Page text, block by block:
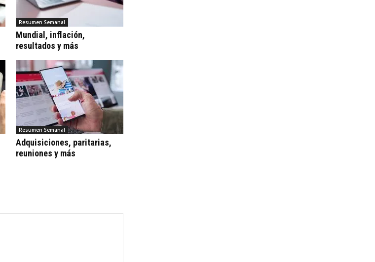
Resumen Semanal
Mundial, inflación,
resultados y más
Resumen Semanal
Adquisiciones, paritarias,
reuniones y más